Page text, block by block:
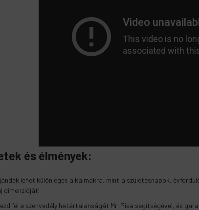
és élmények:
lehet különleges alkalmakra, mint a születésnapok,
dimenzióját!
fel a szenvedély határtalanságát Mr. Pisa segítségével, és